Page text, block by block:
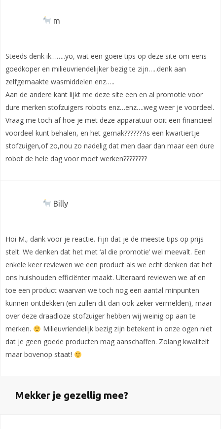
m
Steeds denk ik……..yo, wat een goeie tips op deze site om eens
goedkoper en milieuvriendelijker bezig te zijn…..denk aan
zelfgemaakte wasmiddelen enz…..
Aan de andere kant lijkt me deze site een en al promotie voor
dure merken stofzuigers robots enz…enz….weg weer je voordeel.
Vraag me toch af hoe je met deze apparatuur ooit een financieel
voordeel kunt behalen, en het gemak???????is een kwartiertje
stofzuigen,of zo,nou zo nadelig dat men daar dan maar een dure
robot de hele dag voor moet werken????????
Billy
Hoi M., dank voor je reactie. Fijn dat je de meeste tips op prijs
stelt. We denken dat het met ‘al die promotie’ wel meevalt. Een
enkele keer reviewen we een product als we echt denken dat het
ons huishouden efficiënter maakt. Uiteraard reviewen we af en
toe een product waarvan we toch nog een aantal minpunten
kunnen ontdekken (en zullen dit dan ook zeker vermelden), maar
over deze draadloze stofzuiger hebben wij weinig op aan te
merken.
Milieuvriendelijk bezig zijn betekent in onze ogen niet
dat je geen goede producten mag aanschaffen. Zolang kwaliteit
maar bovenop staat!
Mekker je gezellig mee?